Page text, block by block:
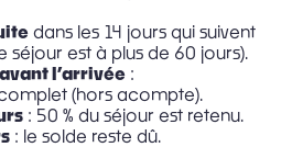
dans les 14 jours qui suivent
séjour est à plus de 60 jours).
l’arrivée :
(hors acompte).
: 50 % du séjour est retenu.
: le solde reste dû.